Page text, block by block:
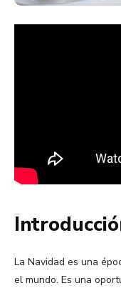
La Navidad es una
el mundo. Es una